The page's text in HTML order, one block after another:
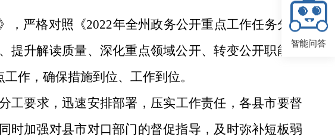
，严格对照 《2022年全州政务公开重点工作任务分解
提升解读质量、深化重点领域公开、转变公开职能、
作，确保措施到位、工作到位。
工要求，迅速安排部署，压实工作责任，各县市要督
时加强对县市对口部门的督促指导，及时弥补短板弱
智能问答